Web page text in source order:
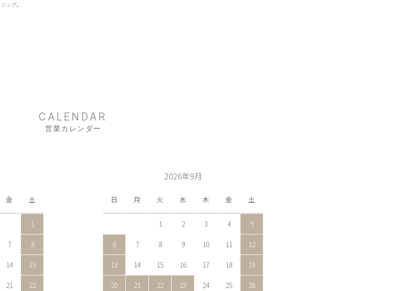
ング。
CALENDAR
営業カレンダー
金 土
1
7 8
14 15
21 22
2026年9月
日 月 火 水 木 金 土
1 2 3 4 5
6 7 8 9 10 11 12
13 14 15 16 17 18 19
20 21 22 23 24 25 26